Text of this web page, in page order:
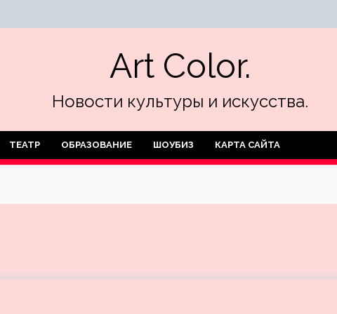
Art Color.
Новости культуры и искусства.
ТЕАТР ОБРАЗОВАНИЕ ШОУБИЗ КАРТА САЙТА